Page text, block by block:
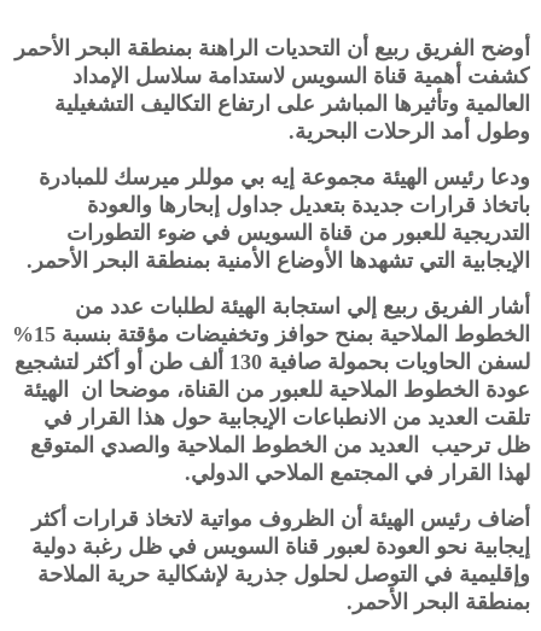
أوضح الفريق ربيع أن التحديات الراهنة بمنطقة البحر الأحمر
كشفت أهمية قناة السويس لاستدامة سلاسل الإمداد
العالمية وتأثيرها المباشر على ارتفاع التكاليف التشغيلية
وطول أمد الرحلات البحرية.
ودعا رئيس الهيئة مجموعة إيه بي موللر ميرسك للمبادرة
باتخاذ قرارات جديدة بتعديل جداول إبحارها والعودة
التدريجية للعبور من قناة السويس في ضوء التطورات
الإيجابية التي تشهدها الأوضاع الأمنية بمنطقة البحر الأحمر.
أشار الفريق ربيع إلي استجابة الهيئة لطلبات عدد من
الخطوط الملاحية بمنح حوافز وتخفيضات مؤقتة بنسبة 15%
لسفن الحاويات بحمولة صافية 130 ألف طن أو أكثر لتشجيع
عودة الخطوط الملاحية للعبور من القناة، موضحا ان الهيئة
تلقت العديد من الانطباعات الإيجابية حول هذا القرار في
ظل ترحيب العديد من الخطوط الملاحية والصدي المتوقع
لهذا القرار في المجتمع الملاحي الدولي.
أضاف رئيس الهيئة أن الظروف مواتية لاتخاذ قرارات أكثر
إيجابية نحو العودة لعبور قناة السويس في ظل رغبة دولية
وإقليمية في التوصل لحلول جذرية لإشكالية حرية الملاحة
بمنطقة البحر الأحمر.